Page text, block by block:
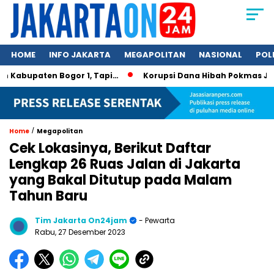
HOME INFO JAKARTA MEGAPOLITAN NASIONAL
Bogor 1, Tapi… Korupsi Dana Hibah Pokmas Jatim,
Home / Megapolitan
Cek Lokasinya, Berikut Daftar
Lengkap 26 Ruas Jalan di Jakarta
yang Bakal Ditutup pada Malam
Tahun Baru
Tim Jakarta On24jam
- Pewarta
Rabu, 27 Desember 2023